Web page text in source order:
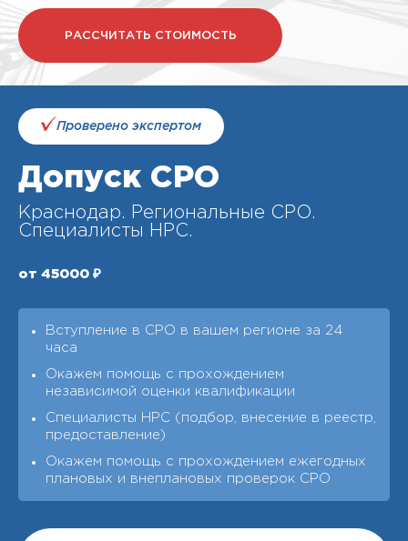
РАССЧИТАТЬ СТОИМОСТЬ
Проверено экспертом
Допуск СРО
Краснодар. Региональные СРО.
Специалисты НРС.
от 45000 ₽
Вступление в СРО в вашем регионе за 24
часа
Окажем помощь с прохождением
независимой оценки квалификации
Специалисты НРС (подбор, внесение в реестр,
предоставление)
Окажем помощь с прохождением ежегодных
плановых и внеплановых проверок СРО